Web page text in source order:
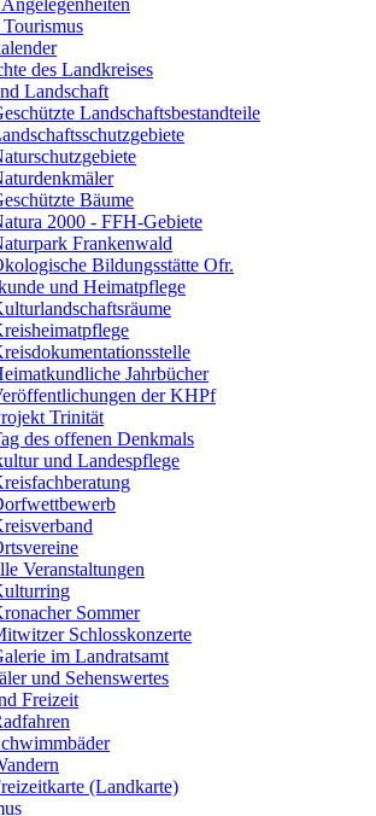
des Landkreises
Landschaft
Landschaftsbestandteile
Bäume
2000 - FFH-Gebiete
Frankenwald
Bildungsstätte Ofr.
und Heimatpflege
Jahrbücher
der KHPf
Trinität
des offenen Denkmals
und Landespflege
Veranstaltungen
Sommer
Schlosskonzerte
im Landratsamt
und Sehenswertes
Freizeit
(Landkarte)